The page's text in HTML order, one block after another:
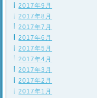
2017年9月
2017年8月
2017年7月
2017年6月
2017年5月
2017年4月
2017年3月
2017年2月
2017年1月